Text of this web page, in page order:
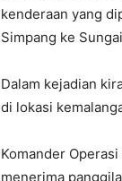
kenderaan yang
Simpang ke
Dalam kejadian
di lokasi
Komander
menerima